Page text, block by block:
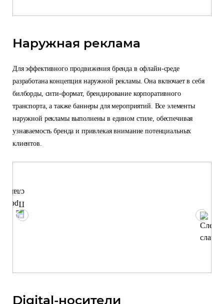
Наружная реклама
Для эффективного продвижения бренда в офлайн-среде
разработана концепция наружной рекламы. Она включает в себя
билборды, сити-формат, брендирование корпоративного
транспорта, а также баннеры для мероприятий. Все элементы
наружной рекламы выполнены в едином стиле, обеспечивая
узнаваемость бренда и привлекая внимание потенциальных
клиентов.
Digital-носители